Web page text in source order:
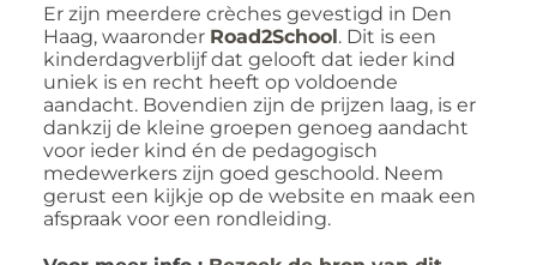
Er zijn meerdere crèches gevestigd in Den
Haag, waaronder Road2School. Dit is een
kinderdagverblijf dat gelooft dat ieder kind
uniek is en recht heeft op voldoende
aandacht. Bovendien zijn de prijzen laag, is er
dankzij de kleine groepen genoeg aandacht
voor ieder kind én de pedagogisch
medewerkers zijn goed geschoold. Neem
gerust een kijkje op de website en maak een
afspraak voor een rondleiding.